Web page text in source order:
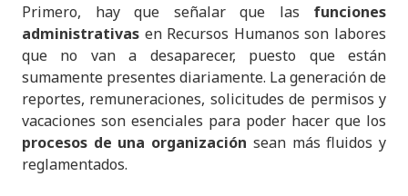
Primero, hay que señalar que las funciones
administrativas en Recursos Humanos son labores
que no van a desaparecer, puesto que están
sumamente presentes diariamente. La generación de
reportes, remuneraciones, solicitudes de permisos y
vacaciones son esenciales para poder hacer que los
procesos de una organización sean más fluidos y
reglamentados.